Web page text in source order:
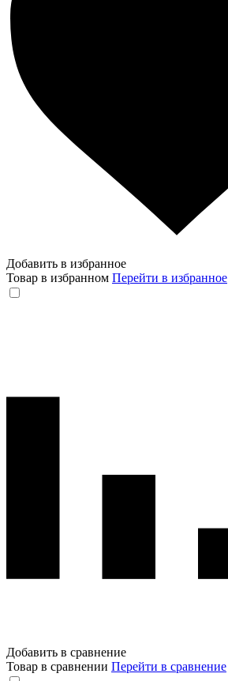
Добавить в избранное
Товар в избранном Перейти в избранное
Добавить в сравнение
Товар в сравнении Перейти в сравнение